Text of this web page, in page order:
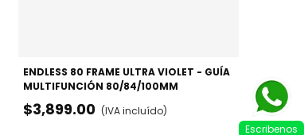
ENDLESS 80 FRAME ULTRA VIOLET - GUÍA
MULTIFUNCIÓN 80/84/100MM
$3,899.00 (IVA incluído)
Escribenos